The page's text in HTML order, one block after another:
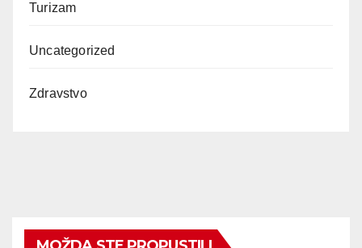
Turizam
Uncategorized
Zdravstvo